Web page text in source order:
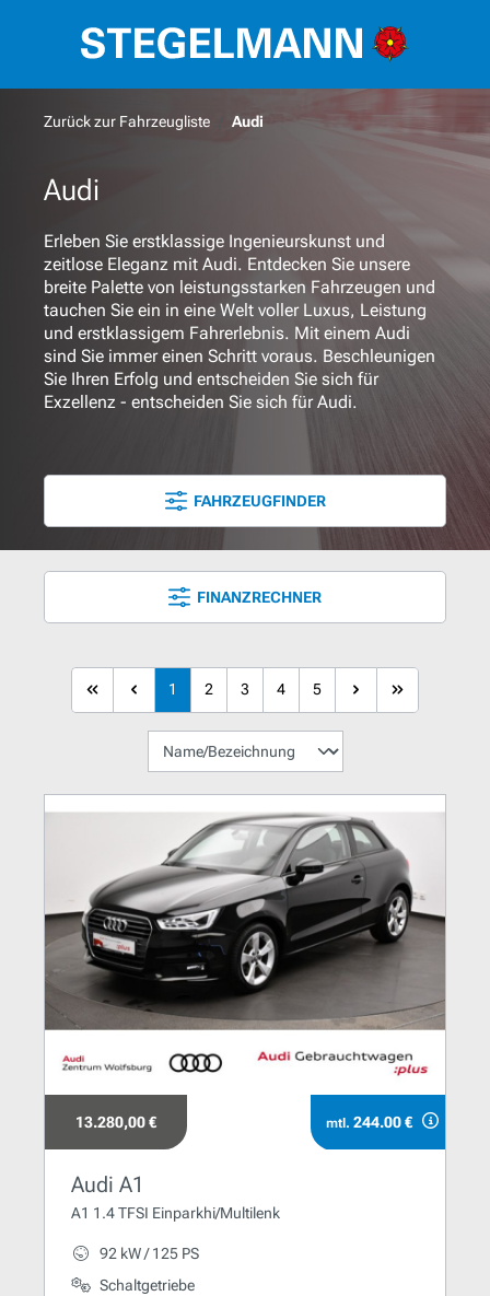
Zurück zur Fahrzeugliste Audi
Audi
Erleben Sie erstklassige Ingenieurskunst und
zeitlose Eleganz mit Audi. Entdecken Sie unsere
breite Palette von leistungsstarken Fahrzeugen und
tauchen Sie ein in eine Welt voller Luxus, Leistung
und erstklassigem Fahrerlebnis. Mit einem Audi
sind Sie immer einen Schritt voraus. Beschleunigen
Sie Ihren Erfolg und entscheiden Sie sich für
Exzellenz - entscheiden Sie sich für Audi.
FAHRZEUGFINDER
FINANZRECHNER
1 2 3 4 5
13.280,00 € mtl. 244.00 €
Audi A1
A1 1.4 TFSI Einparkhi/Multilenk
92 kW / 125 PS
Schaltgetriebe